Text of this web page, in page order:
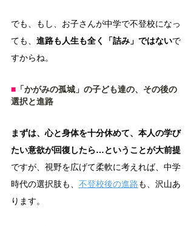
でも、もし、お子さんが中学で不登校になっ
ても、 進路も人生も全く「詰み」ではないで
すからね。
■ 「かがみの孤城」の子ども達の、その後の
選択と進路
まずは、心と身体を十分休めて、本人の学び
たい意欲が回復したら…ということが大前提
ですが、視野を広げて柔軟に考えれば、中学
時代の選択肢も、 不登校後の進路も、沢山あ
ります。